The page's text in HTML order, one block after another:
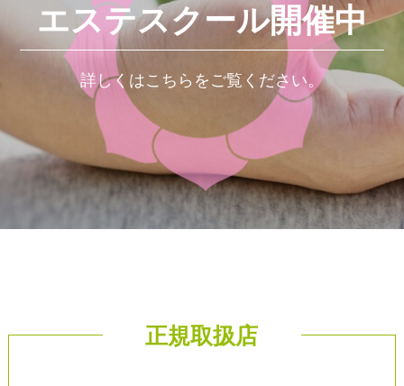
エステスクール開催中
詳しくはこちらをご覧ください。
正規取扱店